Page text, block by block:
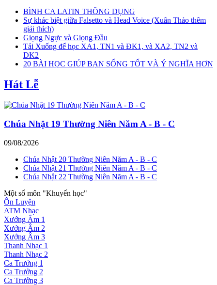
BÌNH CA LATIN THÔNG DỤNG
Sự khác biệt giữa Falsetto và Head Voice (Xuân Thảo thêm
giải thích)
Giọng Ngực và Giọng Đầu
Tải Xuống để học XA1, TN1 và ĐK1, và XA2, TN2 và
ĐK2
20 BÀI HỌC GIÚP BẠN SỐNG TỐT VÀ Ý NGHĨA HƠN
Hát Lễ
Chúa Nhật 19 Thường Niên Năm A - B - C
09/08/2026
Chúa Nhật 20 Thường Niên Năm A - B - C
Chúa Nhật 21 Thường Niên Năm A - B - C
Chúa Nhật 22 Thường Niên Năm A - B - C
Một số môn "Khuyến học"
Ôn Luyện
ATM Nhạc
Xướng Âm 1
Xướng Âm 2
Xướng Âm 3
Thanh Nhạc 1
Thanh Nhạc 2
Ca Trưởng 1
Ca Trưởng 2
Ca Trưởng 3